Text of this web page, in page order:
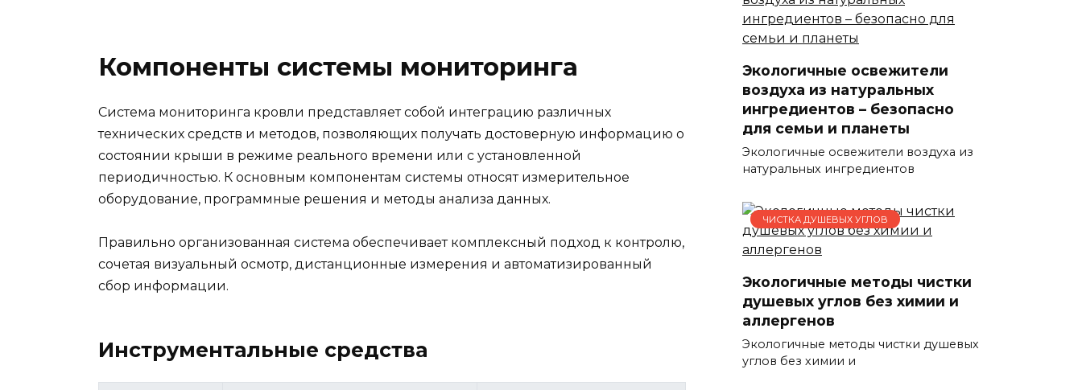
Компоненты системы мониторинга
Система мониторинга кровли представляет собой интеграцию различных
технических средств и методов, позволяющих получать достоверную информацию о
состоянии крыши в режиме реального времени или с установленной
периодичностью. К основным компонентам системы относят измерительное
оборудование, программные решения и методы анализа данных.
Правильно организованная система обеспечивает комплексный подход к контролю,
сочетая визуальный осмотр, дистанционные измерения и автоматизированный
сбор информации.
Инструментальные средства
Экологичные освежители
воздуха из натуральных
ингредиентов – безопасно
для семьи и планеты
Экологичные освежители воздуха из
натуральных ингредиентов
ЧИСТКА ДУШЕВЫХ УГЛОВ
Экологичные методы чистки
душевых углов без химии и
аллергенов
Экологичные методы чистки душевых
углов без химии и